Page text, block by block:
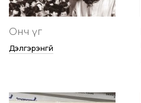
Онч үг
Дэлгэрэнгүй